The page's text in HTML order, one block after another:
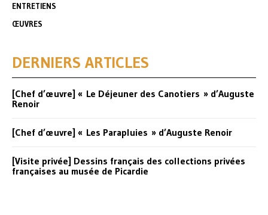
ENTRETIENS
ŒUVRES
DERNIERS ARTICLES
[Chef d’œuvre] « Le Déjeuner des Canotiers » d’Auguste
Renoir
[Chef d’œuvre] « Les Parapluies » d’Auguste Renoir
[Visite privée] Dessins français des collections privées
françaises au musée de Picardie